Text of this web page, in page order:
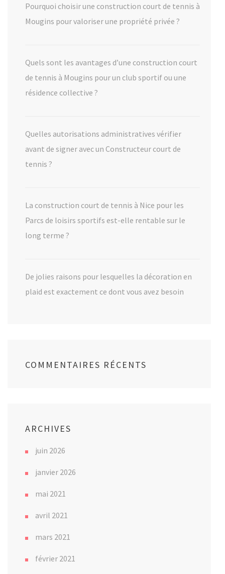
Pourquoi choisir une construction court de tennis à
Mougins pour valoriser une propriété privée ?
Quels sont les avantages d’une construction court
de tennis à Mougins pour un club sportif ou une
résidence collective ?
Quelles autorisations administratives vérifier
avant de signer avec un Constructeur court de
tennis ?
La construction court de tennis à Nice pour les
Parcs de loisirs sportifs est-elle rentable sur le
long terme ?
De jolies raisons pour lesquelles la décoration en
plaid est exactement ce dont vous avez besoin
COMMENTAIRES RÉCENTS
ARCHIVES
juin 2026
janvier 2026
mai 2021
avril 2021
mars 2021
février 2021